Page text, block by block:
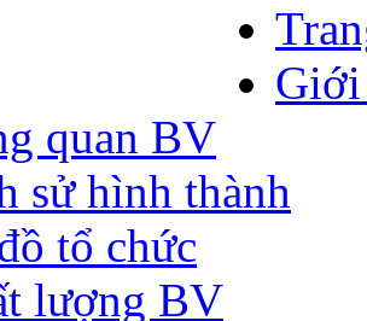
quan BV
sử hình thành
tổ chức
lượng BV